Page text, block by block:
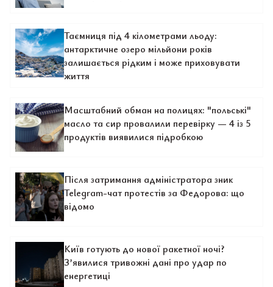
Таємниця під 4 кілометрами льоду:
антарктичне озеро мільйони років
залишається рідким і може приховувати
життя
Масштабний обман на полицях: "польські"
масло та сир провалили перевірку — 4 із 5
продуктів виявилися підробкою
Після затримання адміністратора зник
Telegram-чат протестів за Федорова: що
відомо
Київ готують до нової ракетної ночі?
З’явилися тривожні дані про удар по
енергетиці